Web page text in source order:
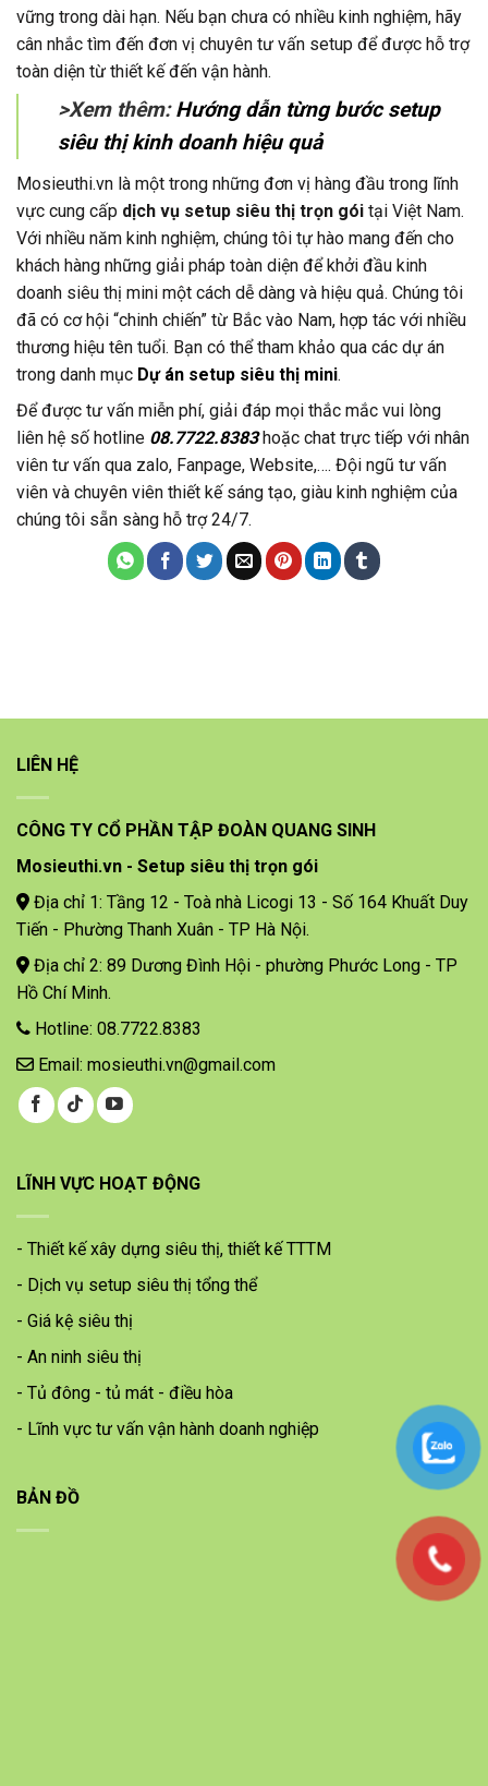
vững trong dài hạn. Nếu bạn chưa có nhiều kinh nghiệm, hãy
cân nhắc tìm đến đơn vị chuyên tư vấn setup để được hỗ trợ
toàn diện từ thiết kế đến vận hành.
>Xem thêm:Hướng dẫn từng bước setup
siêu thị kinh doanh hiệu quả
Mosieuthi.vn là một trong những đơn vị hàng đầu trong lĩnh
vực cung cấp dịch vụ setup siêu thị trọn gói tại Việt Nam.
Với nhiều năm kinh nghiệm, chúng tôi tự hào mang đến cho
khách hàng những giải pháp toàn diện để khởi đầu kinh
doanh siêu thị mini một cách dễ dàng và hiệu quả. Chúng tôi
đã có cơ hội “chinh chiến” từ Bắc vào Nam, hợp tác với nhiều
thương hiệu tên tuổi. Bạn có thể tham khảo qua các dự án
trong danh mục Dự án setup siêu thị mini.
Để được tư vấn miễn phí, giải đáp mọi thắc mắc vui lòng
liên hệ số hotline 08.7722.8383hoặc chat trực tiếp với nhân
viên tư vấn qua zalo, Fanpage, Website,…. Đội ngũ tư vấn
viên và chuyên viên thiết kế sáng tạo, giàu kinh nghiệm của
chúng tôi sẵn sàng hỗ trợ 24/7.
LIÊN HỆ
CÔNG TY CỔ PHẦN TẬP ĐOÀN QUANG SINH
Mosieuthi.vn - Setup siêu thị trọn gói
Địa chỉ 1: Tầng 12 - Toà nhà Licogi 13 - Số 164 Khuất Duy
Tiến - Phường Thanh Xuân - TP Hà Nội.
Địa chỉ 2: 89 Dương Đình Hội - phường Phước Long - TP
Hồ Chí Minh.
Hotline: 08.7722.8383
Email: mosieuthi.vn@gmail.com
LĨNH VỰC HOẠT ĐỘNG
- Thiết kế xây dựng siêu thị, thiết kế TTTM
- Dịch vụ setup siêu thị tổng thể
- Giá kệ siêu thị
- An ninh siêu thị
- Tủ đông - tủ mát - điều hòa
- Lĩnh vực tư vấn vận hành doanh nghiệp
BẢN ĐỒ